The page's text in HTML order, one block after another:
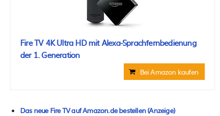
Fire TV 4K Ultra HD mit Alexa-Sprachfernbedienung
der 1. Generation
Bei Amazon kaufen
Das neue Fire TV auf Amazon.de bestellen (Anzeige)